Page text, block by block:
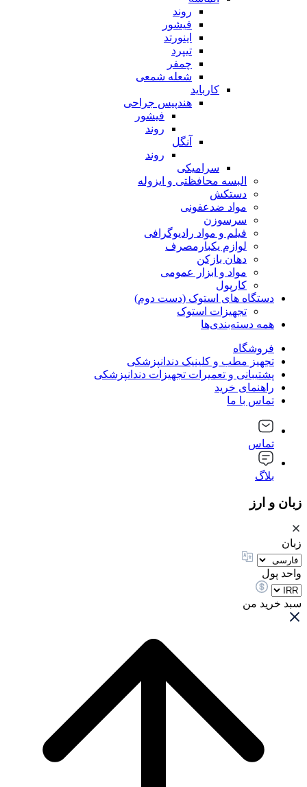
روند
فیشور
اینورتد
تیپرد
چمفر
شعله شمعی
کارباید
هندپیس جراحی
فیشور
روند
آنگل
روند
سرامیکی
البسه محافظتی و ایزوله
دستکش
مواد ضدعفونی
سرسوزن
فیلم و مواد رادیوگرافی
لوازم یکبارمصرف
دهان بازکن
مواد و ابزار عمومی
کارپول
دستگاه های استوک (دست دوم)
تجهیزات استوک
همه دسته‌بندی‌ها
فروشگاه
تجهیز مطب و کلینیک دندانپزشکی
پشتیبانی و تعمیرات تجهیزات دندانپزشکی
راهنمای خرید
تماس با ما
تماس
بلاگ
زبان و ارز
زبان
واحد پول
سبد خرید من